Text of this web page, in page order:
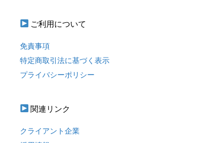
ご利用について
免責事項
特定商取引法に基づく表示
プライバシーポリシー
関連リンク
クライアント企業